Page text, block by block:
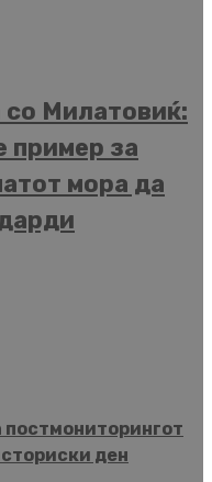
Милатовиќ:
пример за
мора да
ден